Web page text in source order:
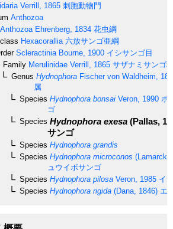
Verrill, 1865 刺胞動物門
Anthozoa
Anthozoa Ehrenberg, 1834 花虫綱
Hexacorallia 六放サンゴ亜綱
Scleractinia Bourne, 1900 イシサンゴ目
Family Merulinidae Verrill, 1865 サザナミサンゴ
Genus Hydnophora Fischer von Waldheim,
属
Species Hydnophora bonsai Veron, 1990 ボ
ゴ
Species Hydnophora exesa (Pallas,
サンゴ
Species Hydnophora grandis
Species Hydnophora microconos (Lamarck,
ュウイボサンゴ
Species Hydnophora pilosa Veron, 1985 イ
Species Hydnophora rigida (Dana, 1846) エ